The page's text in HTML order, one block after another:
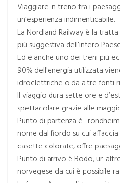
Viaggiare in treno tra i
un’esperienza indimenticabile.
La Nordland Railway è la
più suggestiva dell’intero
Ed è anche uno dei treni più
90% dell'energia utilizzata
idroelettriche o da altre fonti
Il viaggio dura sette ore e
spettacolare grazie alle
Punto di partenza è
nome dal fiordo su cui
casette colorate, offre
Punto di arrivo è Bodo, un
norvegese da cui è possibile